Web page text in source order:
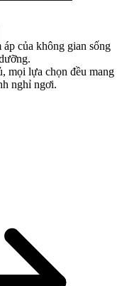
của không gian sống
mọi lựa chọn đều mang
nghỉ ngơi.